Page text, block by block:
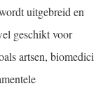
uitgebreid en
geschikt voor
artsen, biomedici